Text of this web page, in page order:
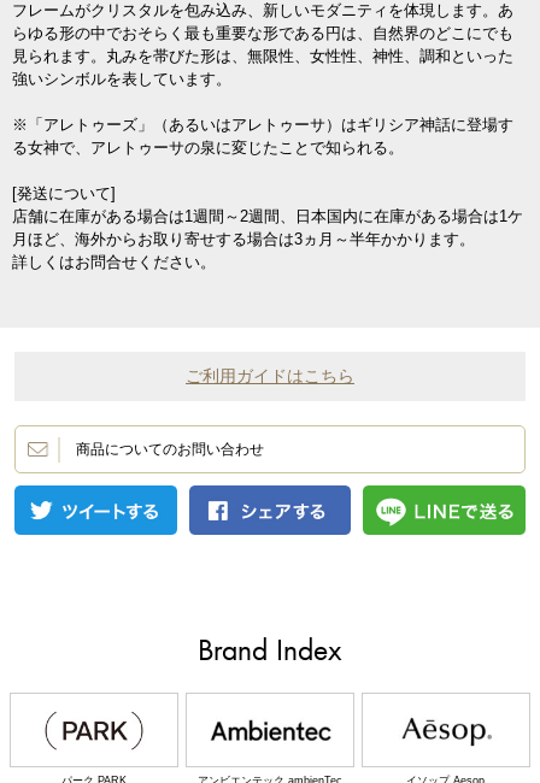
フレームがクリスタルを包み込み、新しいモダニティを体現します。あ
らゆる形の中でおそらく最も重要な形である円は、自然界のどこにでも
見られます。丸みを帯びた形は、無限性、女性性、神性、調和といった
強いシンボルを表しています。
※「アレトゥーズ」（あるいはアレトゥーサ）はギリシア神話に登場す
る女神で、アレトゥーサの泉に変じたことで知られる。
[発送について]
店舗に在庫がある場合は1週間～2週間、日本国内に在庫がある場合は1ケ
月ほど、海外からお取り寄せする場合は3ヵ月～半年かかります。
詳しくはお問合せください。
ご利用ガイドはこちら
商品についてのお問い合わせ
Brand Index
パーク PARK アンビエンテック ambienTec イソップ Aesop